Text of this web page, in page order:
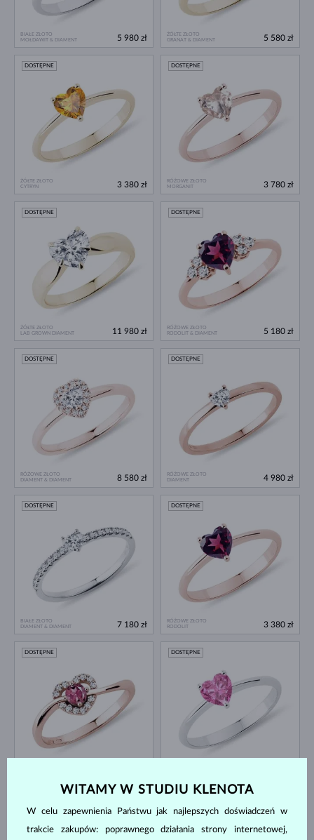
BIAŁE ZŁOTO
MOŁDAWIT & DIAMENT
5 980 zł
ŻÓŁTE ZŁOTO
GRANAT & DIAMENT
5 580 zł
ŻÓŁTE ZŁOTO
CYTRYN
DOSTĘPNE
3 380 zł
RÓŻOWE ZŁOTO
MORGANIT
DOSTĘPNE
3 780 zł
ŻÓŁTE ZŁOTO
LAB GROWN DIAMENT
DOSTĘPNE
11 980 zł
RÓŻOWE ZŁOTO
RODOLIT & DIAMENT
DOSTĘPNE
5 180 zł
RÓŻOWE ZŁOTO
DIAMENT & DIAMENT
DOSTĘPNE
8 580 zł
RÓŻOWE ZŁOTO
DIAMENT
DOSTĘPNE
4 980 zł
BIAŁE ZŁOTO
DIAMENT & DIAMENT
DOSTĘPNE
7 180 zł
RÓŻOWE ZŁOTO
RODOLIT
DOSTĘPNE
3 380 zł
DOSTĘPNE DOSTĘPNE
WITAMY W STUDIU KLENOTA
W celu zapewnienia Państwu jak najlepszych doświadczeń w
trakcie zakupów: poprawnego działania strony internetowej,